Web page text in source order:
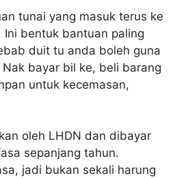
tunai yang masuk terus ke
Ini bentuk bantuan paling
duit tu anda boleh guna
bayar bil ke, beli barang
untuk kecemasan,
oleh LHDN dan dibayar
sepanjang tahun.
jadi bukan sekali harung